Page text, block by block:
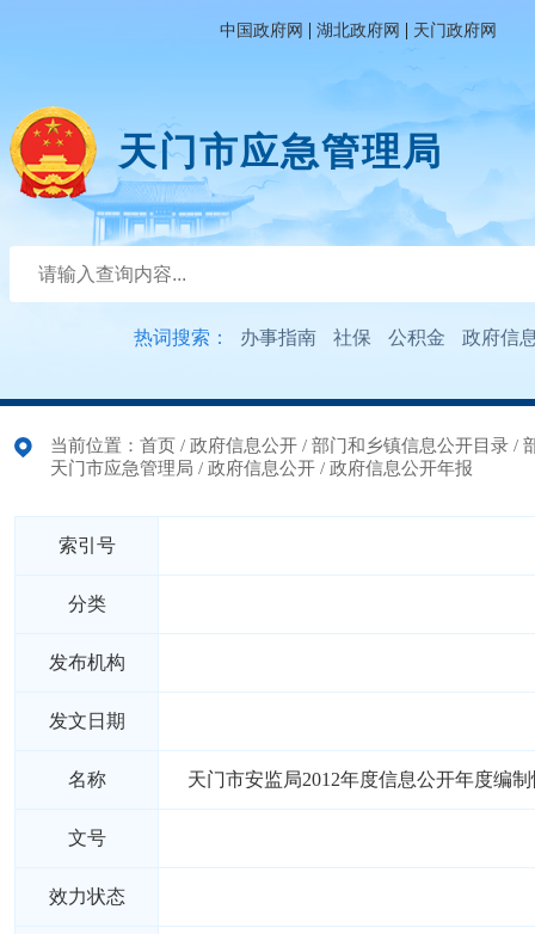
中国政府网 | 湖北政府网 | 天门政府网
天门市应急管理局
热词搜索： 办事指南 社保 公积金 政府信
当前位置： 首页 / 政府信息公开 / 部门和乡镇信息公开目录 /
天门市应急管理局 / 政府信息公开 / 政府信息公开年报
索引号
分类
发布机构
发文日期
名称 天门市安监局2012年度信息公开年度编
文号
效力状态